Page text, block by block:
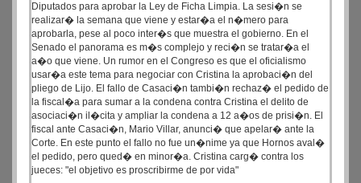
Diputados para aprobar la Ley de Ficha Limpia. La sesi�n se
realizar� la semana que viene y estar�a el n�mero para
aprobarla, pese al poco inter�s que muestra el gobierno. En el
Senado el panorama es m�s complejo y reci�n se tratar�a el
a�o que viene. Un rumor en el Congreso es que el oficialismo
usar�a este tema para negociar con Cristina la aprobaci�n del
pliego de Lijo. El fallo de Casaci�n tambi�n rechaz� el pedido de
la fiscal�a para sumar a la condena contra Cristina el delito de
asociaci�n il�cita y ampliar la condena a 12 a�os de prisi�n. El
fiscal ante Casaci�n, Mario Villar, anunci� que apelar� ante la
Corte. En este punto el fallo no fue un�nime ya que Hornos aval�
el pedido, pero qued� en minor�a. Cristina carg� contra los
jueces: "el objetivo es proscribirme de por vida"